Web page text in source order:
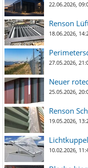
22.06.2026,
Renson
18.06.2026,
27.05.2026,
Neuer
25.05.2026,
Renson
19.05.2026,
10.02.2026,